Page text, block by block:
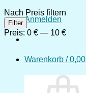
Anmelden
Warenkorb /0,00
Nach Preis filtern
Min.
Preis
Max.
Preis
Filter
Preis: 0 € — 10 €